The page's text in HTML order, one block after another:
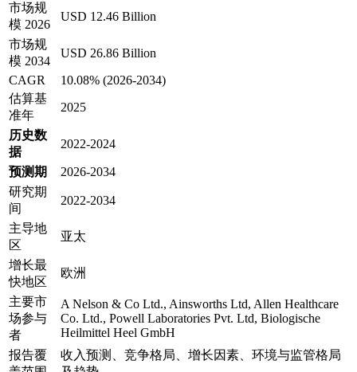
市场规
模 2026
USD 12.46 Billion
市场规
模 2034
USD 26.86 Billion
CAGR
10.08% (2026-2034)
估算基
准年
2025
历史数
据
2022-2024
预测期
2026-2034
研究期
间
2022-2034
主导地
区
亚太
增长最
快地区
欧洲
主要市
场参与
者
A Nelson & Co Ltd., Ainsworths Ltd, Allen Healthcare
Co. Ltd., Powell Laboratories Pvt. Ltd, Biologische
Heilmittel Heel GmbH
报告覆
收入预测、竞争格局、增长因素、环境与监管格局